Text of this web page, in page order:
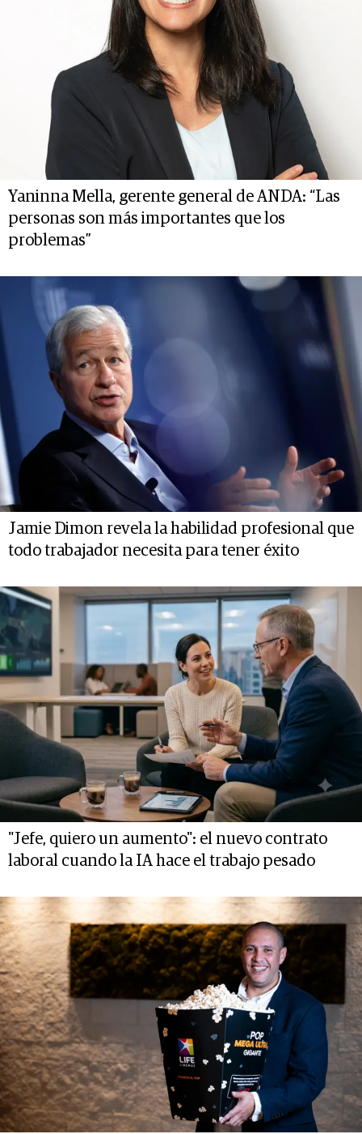
Yaninna Mella, gerente general de ANDA: “Las
personas son más importantes que los
problemas”
Jamie Dimon revela la habilidad profesional que
todo trabajador necesita para tener éxito
"Jefe, quiero un aumento": el nuevo contrato
laboral cuando la IA hace el trabajo pesado